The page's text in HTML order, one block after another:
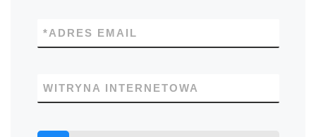
ADRES EMAIL
*
WITRYNA INTERNETOWA